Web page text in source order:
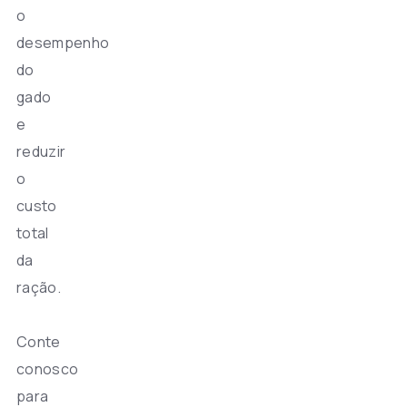
o
desempenho
do
gado
e
reduzir
o
custo
total
da
ração.
Conte
conosco
para